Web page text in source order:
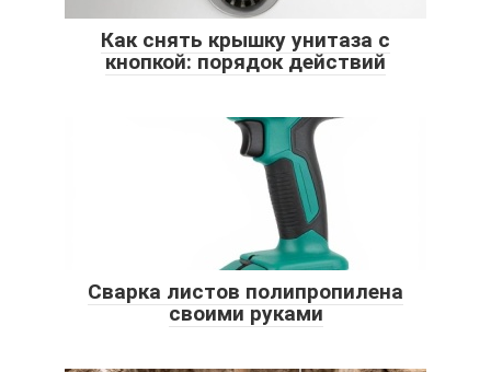
Как снять крышку унитаза с
кнопкой: порядок действий
Сварка листов полипропилена
своими руками